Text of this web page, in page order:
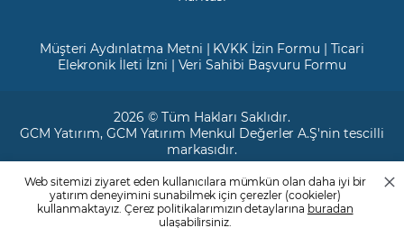
Müşteri Aydınlatma Metni | KVKK İzin Formu | Ticari
Elekronik İleti İzni | Veri Sahibi Başvuru Formu
2026 © Tüm Hakları Saklıdır.
GCM Yatırım, GCM Yatırım Menkul Değerler A.Ş'nin tescilli
markasıdır.
Ticari Sicil No: 799649
Maslak V.D. : 3890707820
Mersis No: 0389070782000015
Web sitemizi ziyaret eden kullanıcılara mümkün olan daha iyi bir
yatırım deneyimini sunabilmek için çerezler (cookieler)
kullanmaktayız. Çerez politikalarımızın detaylarına buradan
ulaşabilirsiniz.